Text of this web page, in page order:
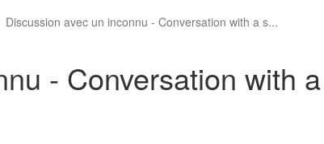
Discussion avec un inconnu - Conversation with a s...
- Conversation with